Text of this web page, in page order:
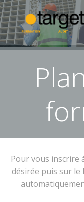
Pour vous inscrire
désirée puis sur le